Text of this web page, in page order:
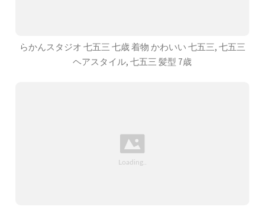
らかんスタジオ 七五三 七歳 着物 かわいい 七五三, 七五三
ヘアスタイル, 七五三 髪型 7歳